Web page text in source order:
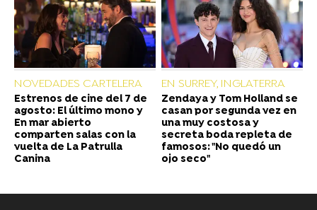
NOVEDADES CARTELERA
Estrenos de cine del 7 de
agosto: El último mono y
En mar abierto
comparten salas con la
vuelta de La Patrulla
Canina
EN SURREY, INGLATERRA
Zendaya y Tom Holland se
casan por segunda vez en
una muy costosa y
secreta boda repleta de
famosos: "No quedó un
ojo seco"